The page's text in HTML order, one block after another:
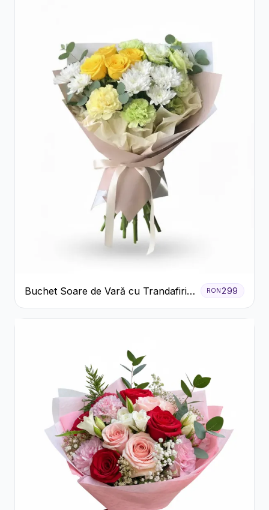
Buchet Soare de Vară cu Trandafiri
Galbeni și Crizanteme Albe
RON299